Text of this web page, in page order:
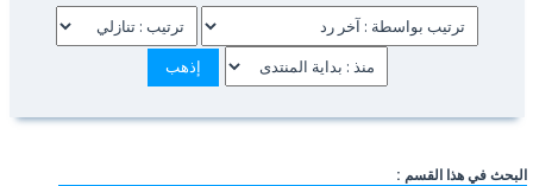
البحث في هذا القسم :